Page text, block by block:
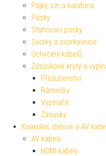
Pájky, cín a kalafuna
Pásky
Stahovací pásky
Svorky a svorkovnice
Uchycení kabelů
Zásuvkové kryty a
Příslušenství
Rámečky
Vypínače
Zásuvky
Koaxiální, datové a AV
AV kabely
HDMI kabely